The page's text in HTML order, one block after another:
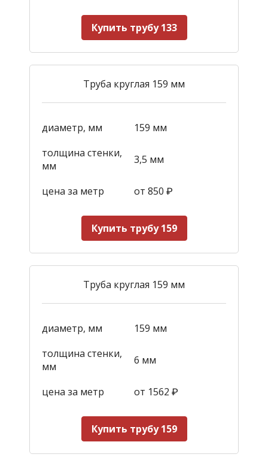
Купить трубу 133
Труба круглая 159 мм
диаметр, мм
159 мм
толщина стенки,
мм
3,5 мм
цена за метр от 850 ₽
Купить трубу 159
Труба круглая 159 мм
диаметр, мм
159 мм
толщина стенки,
мм
6 мм
цена за метр от 1562 ₽
Купить трубу 159